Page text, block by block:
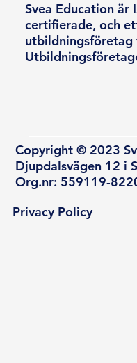
Svea Education är
certifierade, och
utbildningsföretag
Copyright © 2023
Djupdalsvägen 12 i
Org.nr: 559119-
Privacy Policy